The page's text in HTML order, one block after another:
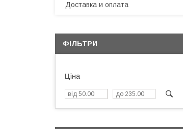
Доставка и оплата
ФІЛЬТРИ
Ціна